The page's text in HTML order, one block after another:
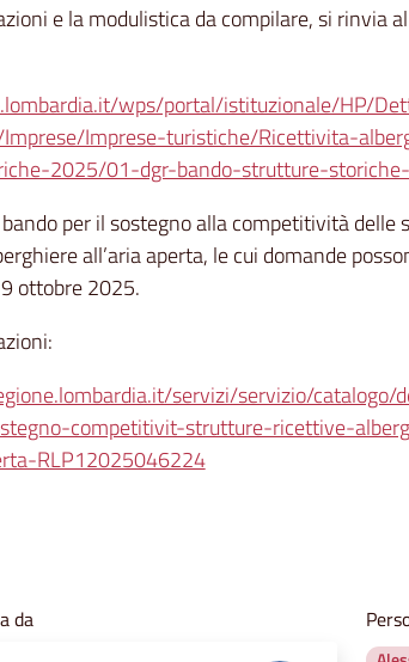
e la modulistica da compilare, si rinvia
wps/portal/istituzionale/HP/
Imprese-turistiche/Ricettivita-
2025/01-dgr-bando-strutture-
per il sostegno alla competitività
all’aria aperta, le cui domande
ottobre 2025.
servizi/servizio/catalogo/
competitivit-strutture-ricettive-
RLP12025046224
da